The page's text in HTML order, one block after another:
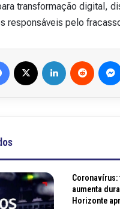
transformação digital,
responsáveis pelo
aumenta
Horizonte
A
b
a
n
e
15 de outubro de 2025